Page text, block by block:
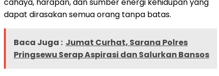
dapat dirasakan semua orang tanpa batas.
Baca Juga : Jumat Curhat, Sarana Polres
Pringsewu Serap Aspirasi dan Salurkan Bansos